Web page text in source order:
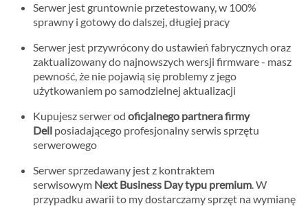
Serwer jest gruntownie przetestowany, w 100%
sprawny i gotowy do dalszej, długiej pracy
Serwer jest przywrócony do ustawień fabrycznych oraz
zaktualizowany do najnowszych wersji firmware - masz
pewność, że nie pojawią się problemy z jego
użytkowaniem po samodzielnej aktualizacji
Kupujesz serwer od oficjalnego partnera firmy
Dell posiadającego profesjonalny serwis sprzętu
serwerowego
Serwer sprzedawany jest z kontraktem
serwisowym Next Business Day typu premium. W
przypadku awarii to my dostarczamy sprzęt na wymianę